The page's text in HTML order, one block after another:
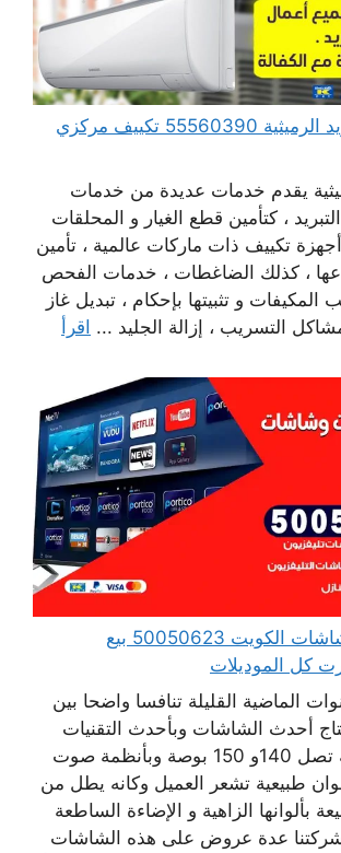
فني تكييف وتبريد الرميثية 55560390 تكييف مركزي
يقدم خدمات عديدة من خدمات
، كتأمين قطع الغيار و المحلقات
أجهزة تكييف ذات ماركات عالمية ، تأمين
، كذلك الضاغطات ، خدمات الفحص
المكيفات و تثبيتها بإحكام ، تبديل غاز
التسريب ، إزالة الجليد ... اقرأ
بيع تلفزيونات شاشات الكويت 50050623 بيع
كل الموديلات
الماضية القليلة تنافسا واضحا بين
أحدث الشاشات وبأحدث التقنيات
وبأحجام متنوعة تصل 140و 150 بوصة وبأنظمة صوت
طبيعية تشعر العميل وكانه يطل من
بألوانها الزاهية و الإضاءة الساطعة
شركتنا عدة عروض على هذه الشاشات